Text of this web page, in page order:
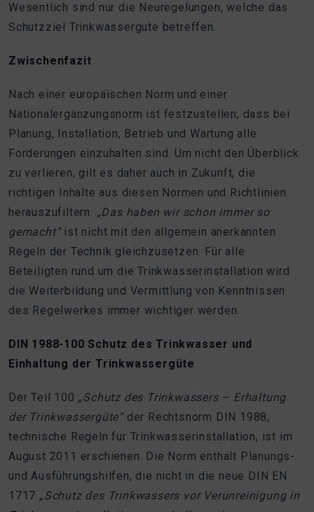
Wesentlich sind nur die Neuregelungen, welche das
Schutzziel Trinkwassergute betreffen.
Zwischenfazit
Nach einer europäischen Norm und einer
Nationalergänzungsnorm ist festzustellen, dass bei
Planung, Installation, Betrieb und Wartung alle
Forderungen einzuhalten sind. Um nicht den Überblick
zu verlieren, gilt es daher auch in Zukunft, die
richtigen Inhalte aus diesen Normen und Richtlinien
herauszufiltern. „Das haben wir schon immer so
gemacht“ ist nicht mit den allgemein anerkannten
Regeln der Technik gleichzusetzen. Für alle
Beteiligten rund um die Trinkwasserinstallation wird
die Weiterbildung und Vermittlung von Kenntnissen
des Regelwerkes immer wichtiger werden.
DIN 1988-100 Schutz des Trinkwasser und
Einhaltung der Trinkwassergüte
Der Teil 100 „Schutz des Trinkwassers – Erhaltung
der Trinkwassergüte“ der Rechtsnorm DIN 1988,
technische Regeln fur Trinkwasserinstallation, ist im
August 2011 erschienen. Die Norm enthalt Planungs-
und Ausführungshilfen, die nicht in die neue DIN EN
1717 „Schutz des Trinkwassers vor Verunreinigung in